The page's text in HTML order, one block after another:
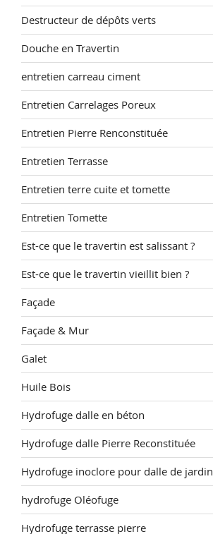
Destructeur de dépôts verts
Douche en Travertin
entretien carreau ciment
Entretien Carrelages Poreux
Entretien Pierre Renconstituée
Entretien Terrasse
Entretien terre cuite et tomette
Entretien Tomette
Est-ce que le travertin est salissant ?
Est-ce que le travertin vieillit bien ?
Façade
Façade & Mur
Galet
Huile Bois
Hydrofuge dalle en béton
Hydrofuge dalle Pierre Reconstituée
Hydrofuge inoclore pour dalle de jardin
hydrofuge Oléofuge
Hydrofuge terrasse pierre